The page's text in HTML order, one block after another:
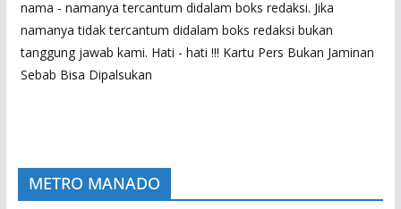
nama - namanya tercantum didalam boks redaksi. Jika
namanya tidak tercantum didalam boks redaksi bukan
tanggung jawab kami. Hati - hati !!! Kartu Pers Bukan Jaminan
Sebab Bisa Dipalsukan
METRO MANADO